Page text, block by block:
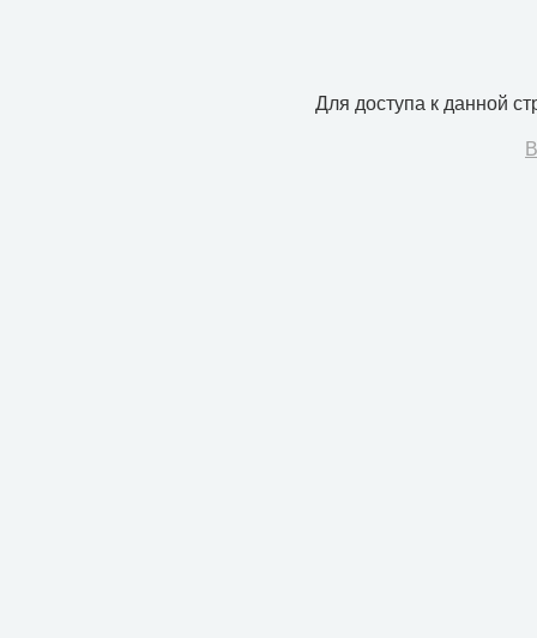
Для доступа к данной